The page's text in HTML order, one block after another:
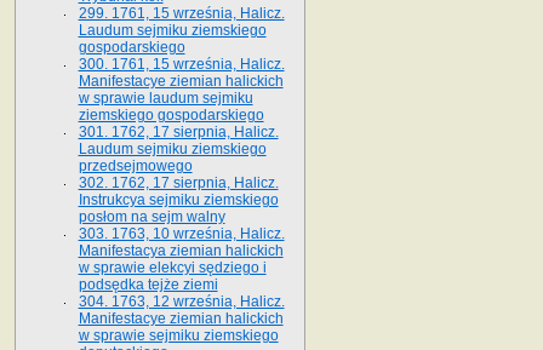
299. 1761, 15 września, Halicz.
Laudum sejmiku ziemskiego
gospodarskiego
300. 1761, 15 września, Halicz.
Manifestacye ziemian halickich
w sprawie laudum sejmiku
ziemskiego gospodarskiego
301. 1762, 17 sierpnia, Halicz.
Laudum sejmiku ziemskiego
przedsejmowego
302. 1762, 17 sierpnia, Halicz.
Instrukcya sejmiku ziemskiego
posłom na sejm walny
303. 1763, 10 września, Halicz.
Manifestacya ziemian halickich
w sprawie elekcyi sędziego i
podsędka tejże ziemi
304. 1763, 12 września, Halicz.
Manifestacye ziemian halickich
w sprawie sejmiku ziemskiego